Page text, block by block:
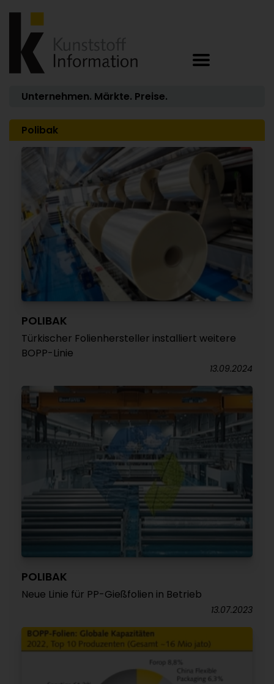
Unternehmen. Märkte. Preise.
Polibak
POLIBAK
Türkischer Folienhersteller installiert weitere
BOPP-Linie
13.09.2024
POLIBAK
Neue Linie für PP-Gießfolien in Betrieb
13.07.2023